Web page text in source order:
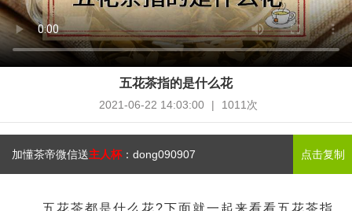
五花茶指的是什么花
2021-06-22 14:03:00 | 1011次
加懂茶帝微信送主人杯： dong090907 点击复制